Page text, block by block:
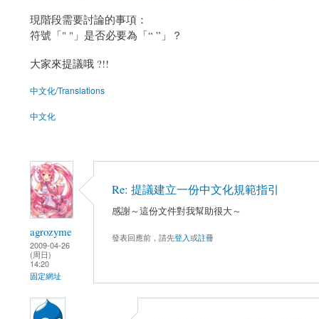
現階段需要討論的事項：
符號「" "」是否必要為「“ ”」？
大家來提議哦 ?!!
中文化/Translations
中文化
agrozyme
2009-04-26
(周日)
14:20
固定網址
Re: 提議建立一份中文化規範指引
感謝～這份文件對我幫助很大～
發表回應前，請先登入或註冊